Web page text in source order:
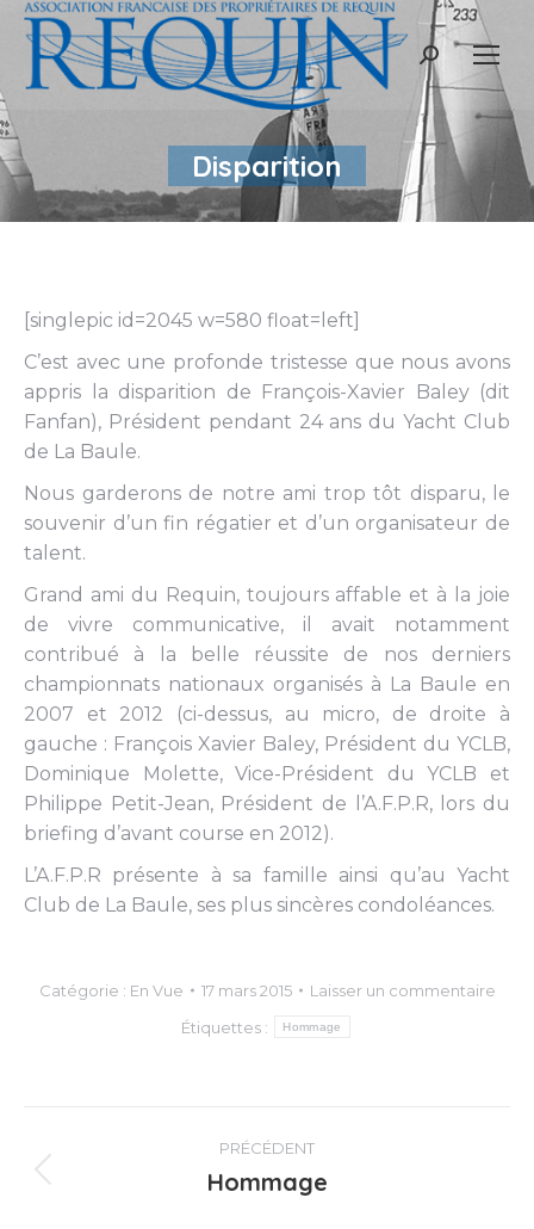
Recherche
Disparition
[singlepic id=2045 w=580 float=left]
C’est avec une profonde tristesse que nous avons
appris la disparition de François-Xavier Baley (dit
Fanfan), Président pendant 24 ans du Yacht Club
de La Baule.
Nous garderons de notre ami trop tôt disparu, le
souvenir d’un fin régatier et d’un organisateur de
talent.
Grand ami du Requin, toujours affable et à la joie
de vivre communicative, il avait notamment
contribué à la belle réussite de nos derniers
championnats nationaux organisés à La Baule en
2007 et 2012 (ci-dessus, au micro, de droite à
gauche : François Xavier Baley, Président du YCLB,
Dominique Molette, Vice-Président du YCLB et
Philippe Petit-Jean, Président de l’A.F.P.R, lors du
briefing d’avant course en 2012).
L’A.F.P.R présente à sa famille ainsi qu’au Yacht
Club de La Baule, ses plus sincères condoléances.
Catégorie : En Vue 17 mars 2015
Laisser un commentaire
Étiquettes :
Hommage
Navigation
article
PRÉCÉDENT
Article
Hommage